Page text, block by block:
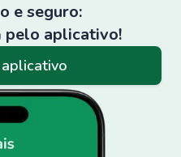
e seguro:
pelo aplicativo!